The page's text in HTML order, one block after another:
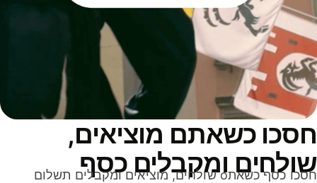
כשאתם מוציאים,
ומקבלים כסף
חסכו כסף כשאתo שולחים, מוציאים ומקבלים תשלום